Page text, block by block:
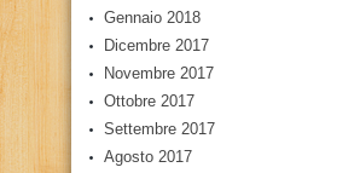
Gennaio 2018
Dicembre 2017
Novembre 2017
Ottobre 2017
Settembre 2017
Agosto 2017